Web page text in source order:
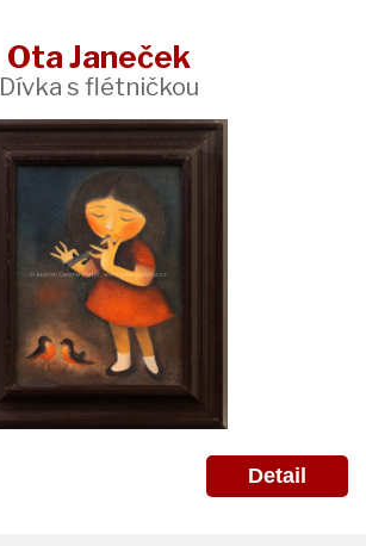
Ota Janeček
Dívka s flétničkou
Detail